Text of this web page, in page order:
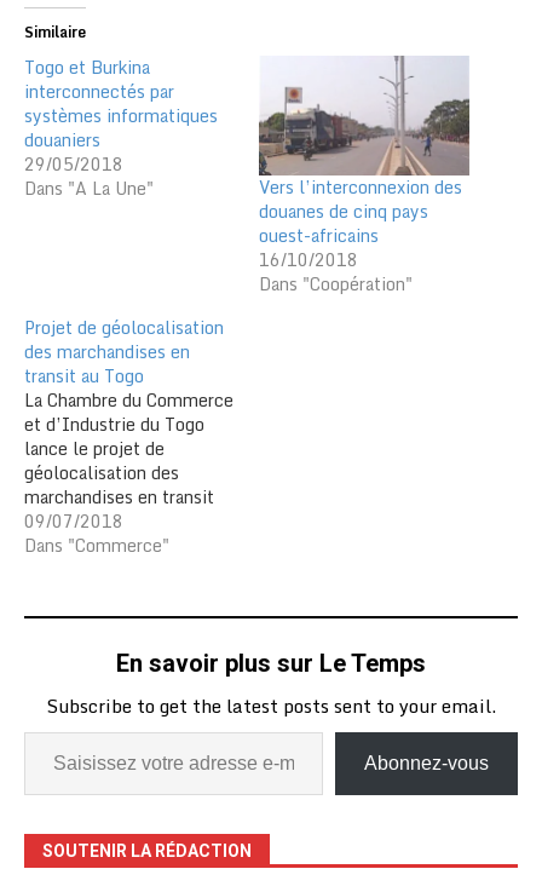
Similaire
Togo et Burkina
interconnectés par
systèmes informatiques
douaniers
29/05/2018
Dans "A La Une"
Vers l’interconnexion des
douanes de cinq pays
ouest-africains
16/10/2018
Dans "Coopération"
Projet de géolocalisation
des marchandises en
transit au Togo
La Chambre du Commerce
et d’Industrie du Togo
lance le projet de
géolocalisation des
marchandises en transit
sur le territoire avec la
technologie GPS. Le
déversement des
sur le territoire togolais.
par la Société des…
09/07/2018
Dans "Commerce"
En savoir plus sur Le Temps
Subscribe to get the latest posts sent to your email.
Abonnez-vous
SOUTENIR LA RÉDACTION